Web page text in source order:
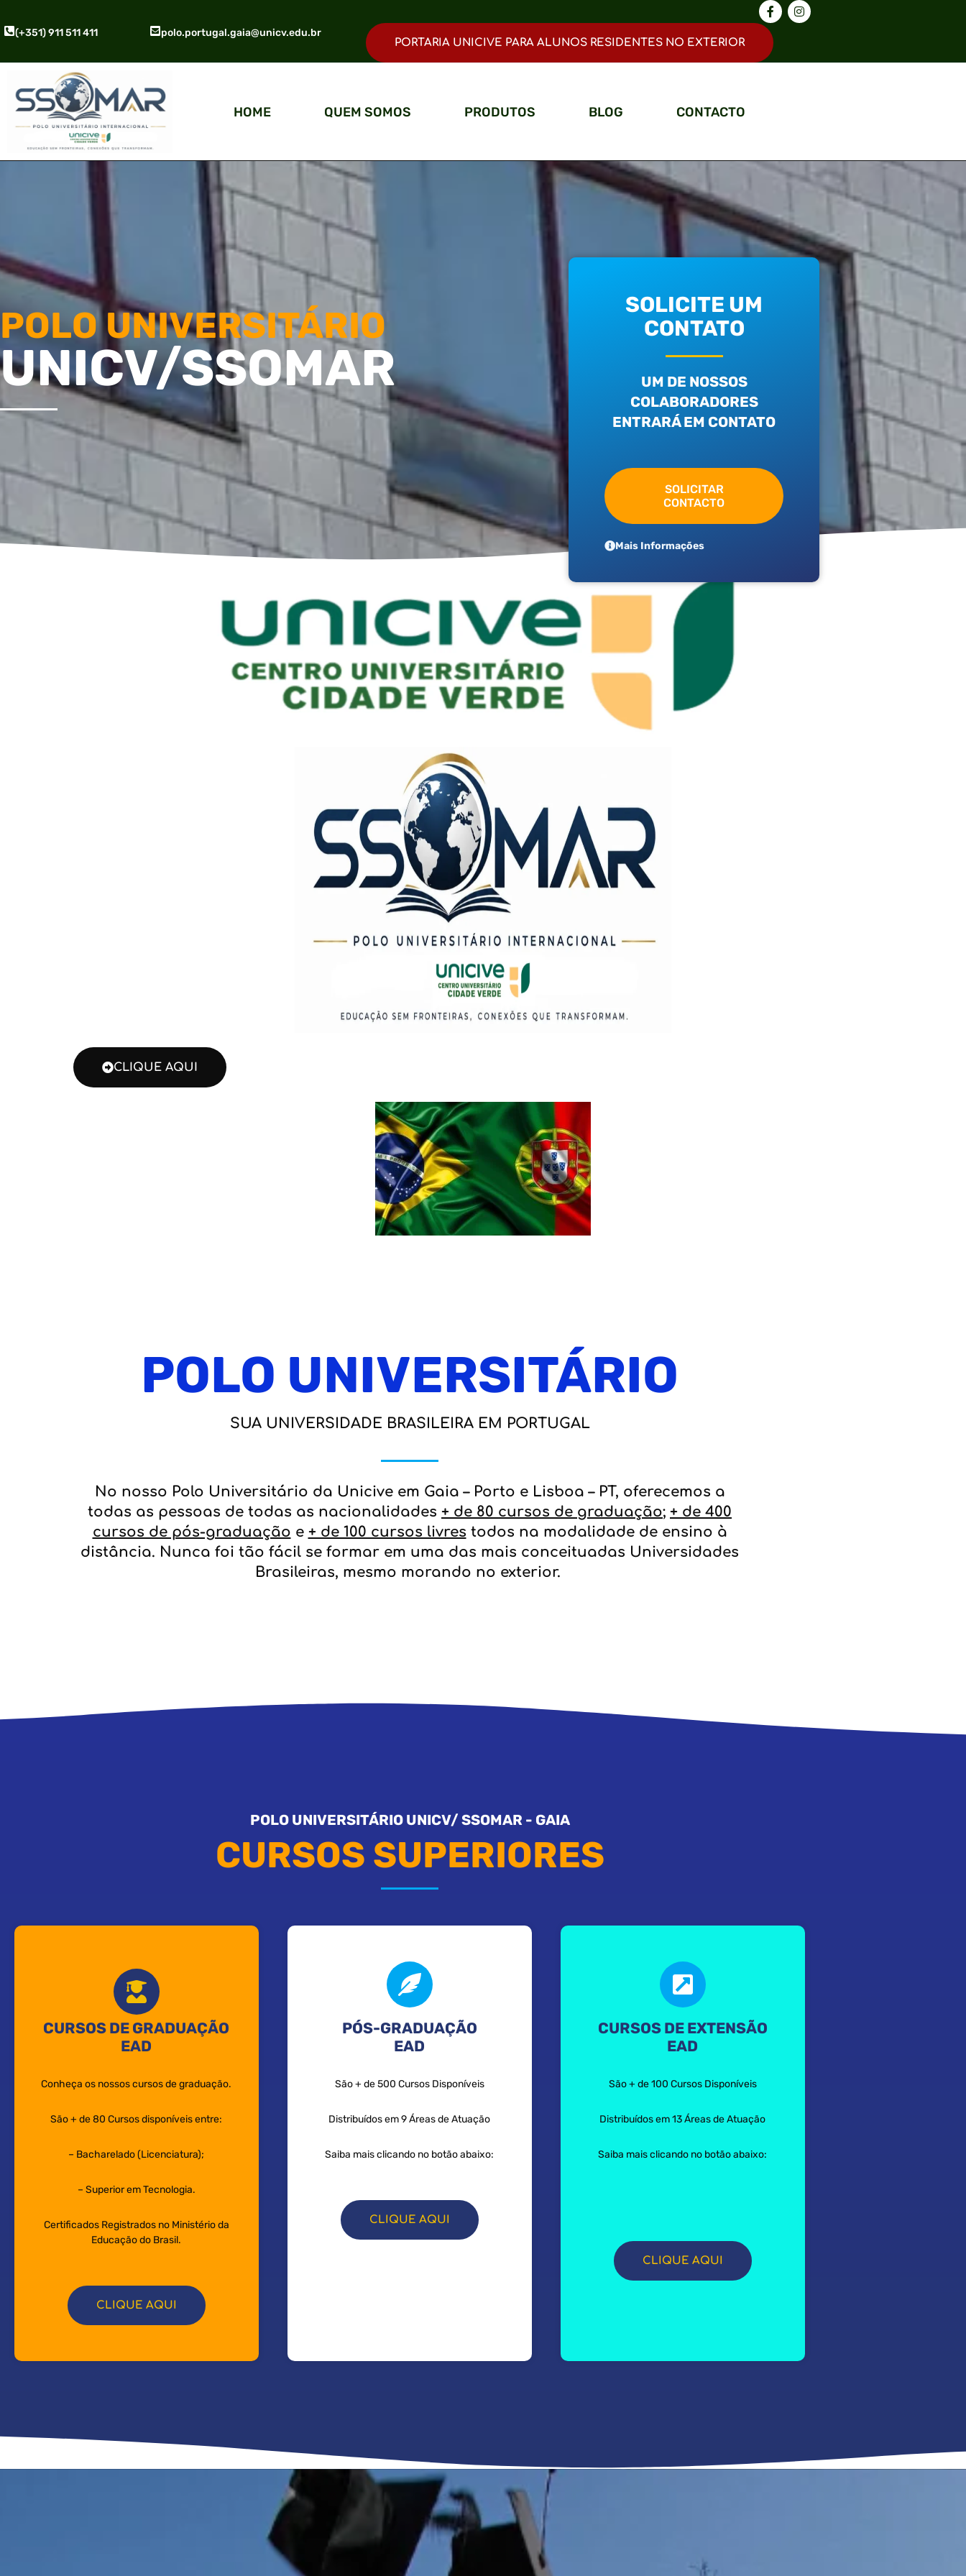
(+351) 911 511 411
polo.portugal.gaia@unicv.edu.br
PORTARIA UNICIVE PARA ALUNOS RESIDENTES NO EXTERIOR
HOME QUEM SOMOS PRODUTOS BLOG CONTACTO
Lorem ipsum dolor sit amet, consectetur adipiscing elit. Ut elit tellus, luctus nec ullamcorper mattis, pulvinar dapibus leo.
POLO UNIVERSITÁRIO
UNICV/SSOMAR
SOLICITE UM
CONTATO
UM DE NOSSOS
COLABORADORES
ENTRARÁ EM CONTATO
SOLICITAR
CONTACTO
Mais Informações
CLIQUE AQUI
POLO UNIVERSITÁRIO
SUA UNIVERSIDADE BRASILEIRA EM PORTUGAL
No nosso Polo Universitário da Unicive em Gaia – Porto e Lisboa – PT, oferecemos a
todas as pessoas de todas as nacionalidades + de 80 cursos de graduação; + de 400
cursos de pós-graduação e + de 100 cursos livres todos na modalidade de ensino à
distância. Nunca foi tão fácil se formar em uma das mais conceituadas Universidades
Brasileiras, mesmo morando no exterior.
POLO UNIVERSITÁRIO UNICV/ SSOMAR - GAIA
CURSOS SUPERIORES
CURSOS DE GRADUAÇÃO
EAD
Conheça os nossos cursos de graduação.
São + de 80 Cursos disponíveis entre:
– Bacharelado (Licenciatura);
– Superior em Tecnologia.
Certificados Registrados no Ministério da
Educação do Brasil.
CLIQUE AQUI
PÓS-GRADUAÇÃO
EAD
São + de 500 Cursos Disponíveis
Distribuídos em 9 Áreas de Atuação
Saiba mais clicando no botão abaixo:
CLIQUE AQUI
CURSOS DE EXTENSÃO
EAD
São + de 100 Cursos Disponíveis
Distribuídos em 13 Áreas de Atuação
Saiba mais clicando no botão abaixo:
CLIQUE AQUI